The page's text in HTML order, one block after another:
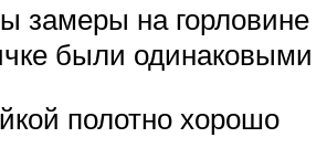
замеры на горловине
были одинаковыми
полотно хорошо